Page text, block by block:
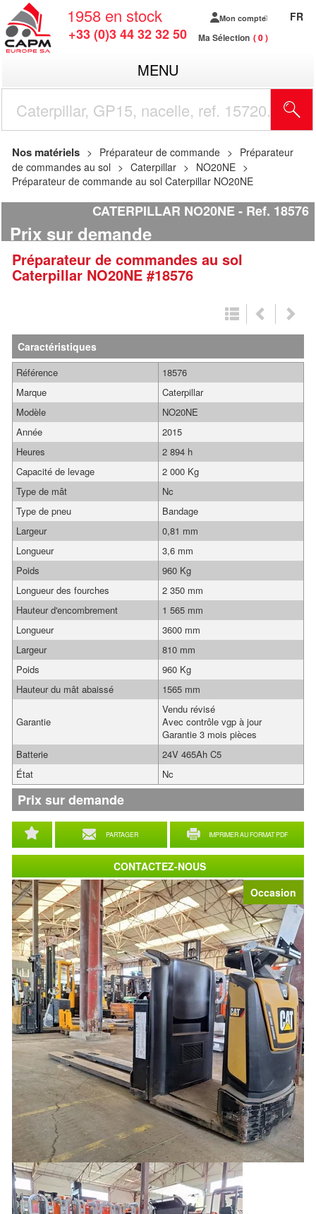
1958 en stock
+33 (0)3 44 32 32 50
Mon compte
Ma Sélection 0
FR
MENU
Nos matériels Préparateur de commande
Préparateur
de commandes au sol
Caterpillar
NO20NE
Préparateur de commande au sol Caterpillar NO20NE
CATERPILLAR NO20NE Ref. 18576
Prix sur demande
Préparateur de commandes au sol
Caterpillar NO20NE #18576
Occasion
Caractéristiques
PARTAGER IMPRIMER AU FORMAT PDF
Référence
18576
Marque
Caterpillar
Modèle
NO20NE
Année
2015
Heures
2 894 h
Capacité de levage
2 000 Kg
Type de mât
Nc
Type de pneu
Bandage
Largeur
0,81 mm
Longueur
3,6 mm
Poids
960 Kg
Longueur des fourches
2 350 mm
Hauteur d'encombrement
1 565 mm
Longueur
3600 mm
Largeur
810 mm
Poids
960 Kg
Hauteur du mât abaissé
1565 mm
Garantie
Vendu révisé
Avec contrôle vgp à jour
Garantie 3 mois pièces
Batterie
24V 465Ah C5
État
Nc
Prix sur demande
CONTACTEZ-NOUS